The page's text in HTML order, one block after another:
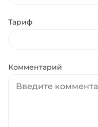
Тариф
Комментарий